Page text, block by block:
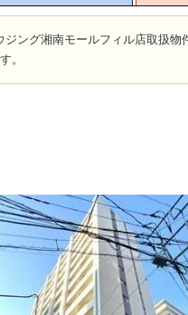
ジング湘南モールフィル店取扱
。